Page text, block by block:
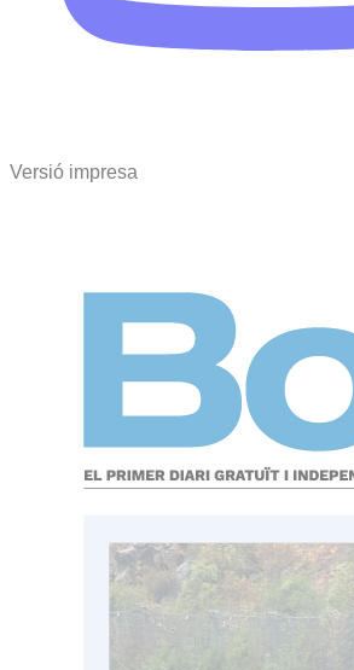
Versió impresa